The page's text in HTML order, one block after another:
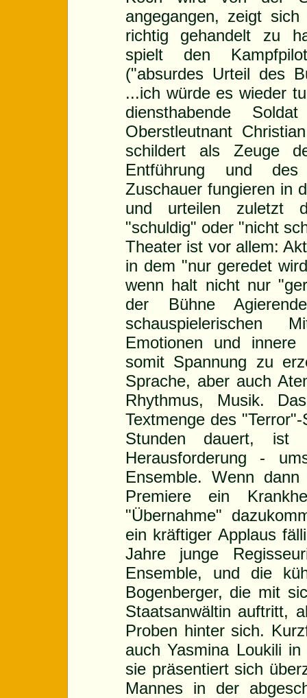
angegangen, zeigt
richtig gehandelt zu
spielt den
("absurdes Urteil des
...ich würde es wieder
diensthabende
Oberstleutnant
schildert als Zeuge
Entführung und
Zuschauer fungieren in
und urteilen zuletzt
"schuldig" oder "nicht
Theater ist vor allem:
in dem "nur geredet
wenn halt nicht nur
der Bühne
schauspielerischen
Emotionen und
somit Spannung zu
Sprache, aber auch
Rhythmus, Musik.
Textmenge des
Stunden dauert,
Herausforderung -
Ensemble. Wenn
Premiere ein
"Übernahme"
ein kräftiger Applaus
Jahre junge
Ensemble, und die
Bogenberger, die mit
Staatsanwältin auftritt,
Proben hinter sich.
auch Yasmina Loukili
sie präsentiert sich
Mannes in der